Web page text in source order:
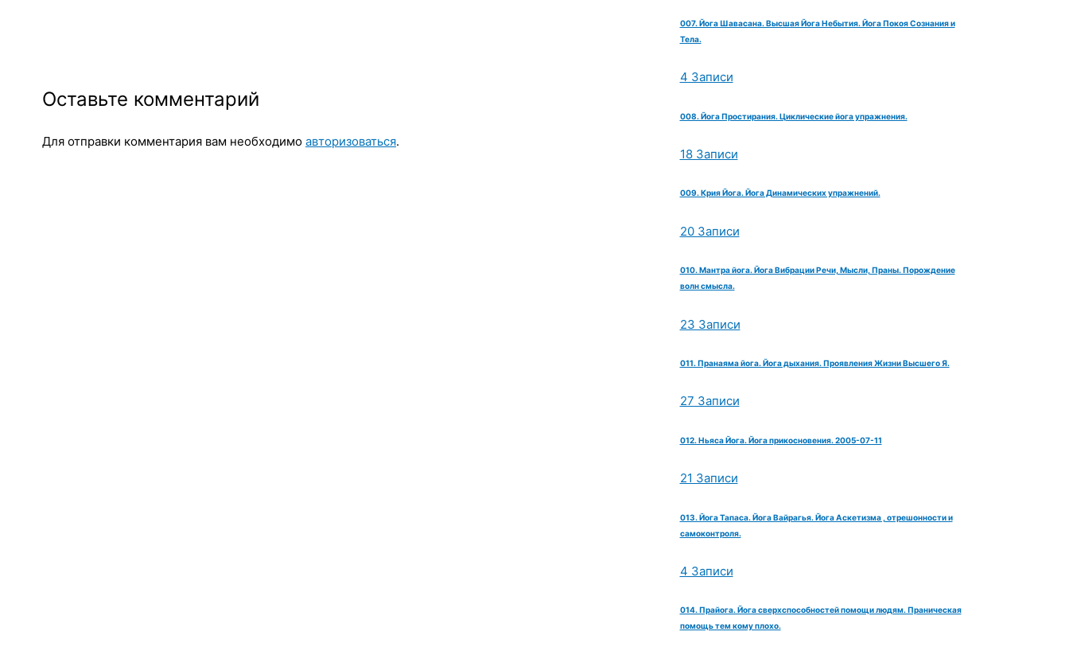
Оставьте комментарий
Для отправки комментария вам необходимо авторизоваться.
007. Йога Шавасана. Высшая Йога Небытия. Йога Покоя Сознания и
Тела.
4 Записи
008. Йога Простирания. Циклические йога упражнения.
18 Записи
009. Крия Йога. Йога Динамических упражнений.
20 Записи
010. Мантра йога. Йога Вибрации Речи, Мысли, Праны. Порождение
волн смысла.
23 Записи
011. Пранаяма йога. Йога дыхания. Проявления Жизни Высшего Я.
27 Записи
012. Ньяса Йога. Йога прикосновения. 2005-07-11
21 Записи
013. Йога Тапаса. Йога Вайрагья. Йога Аскетизма , отрешонности и
самоконтроля.
4 Записи
014. Прайога. Йога сверхспособностей помощи людям. Праническая
помощь тем кому плохо.